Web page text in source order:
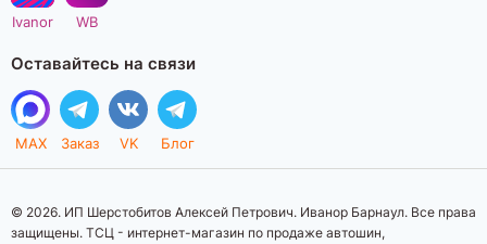
Ivanor WB
Оставайтесь на связи
MAX Заказ VK Блог
© 2026. ИП Шерстобитов Алексей Петрович. Иванор Барнаул. Все права
защищены. ТСЦ - интернет-магазин по продаже автошин,